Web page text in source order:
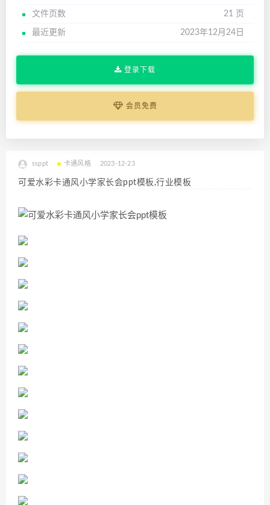
文件页数 21 页
最近更新 2023年12月24日
登录下载
会员免费
ssppt 卡通风格 2023-12-23
可爱水彩卡通风小学家长会ppt模板,行业模板